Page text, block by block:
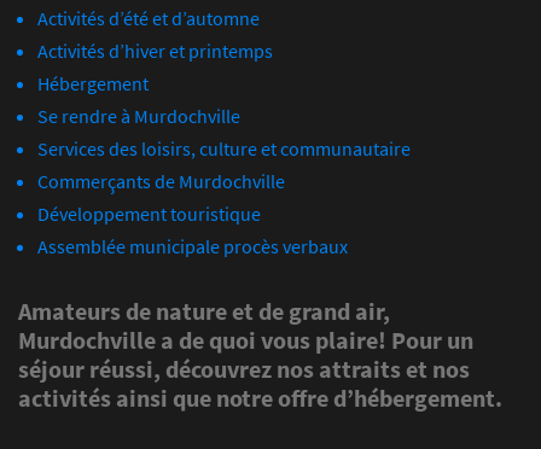
Activités d’été et d’automne
Activités d’hiver et printemps
Hébergement
Se rendre à Murdochville
Services des loisirs, culture et communautaire
Commerçants de Murdochville
Développement touristique
Assemblée municipale procès verbaux
Amateurs de nature et de grand air,
Murdochville a de quoi vous plaire! Pour un
séjour réussi, découvrez nos attraits et nos
activités ainsi que notre offre d’hébergement.